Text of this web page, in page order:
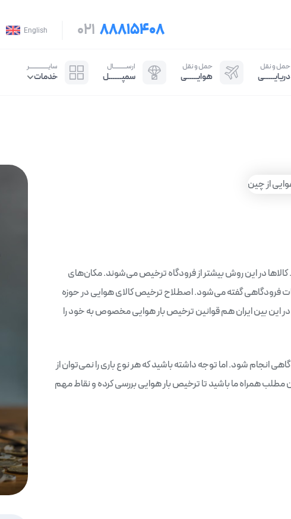
English 021 88815408
حمل و نقل
دریایــــــی
حمل و نقل
هوایــــــی
ارســـــــــــال
سمپـــــــل
سایــــــــــــــــر
خدمات
در این روش بیشتر از فرودگاه ترخیص می‌شوند. مکان‌های
فرودگاهی گفته می‌شود. اصطلاح ترخیص کالای هوایی در حوزه
این بین ایران هم قوانین ترخیص بار هوایی مخصوص به خود را
انجام شود. اما توجه داشته باشید که هر نوع باری را نمی‌توان از
مطلب همراه ما باشید تا ترخیص بار هوایی بررسی کرده و نقاط مهم